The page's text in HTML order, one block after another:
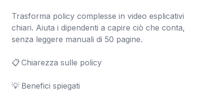
Trasforma policy complesse in video esplicativi
chiari. Aiuta i dipendenti a capire ciò che conta,
senza leggere manuali di 50 pagine.
📋	Chiarezza sulle policy
💡	Benefici spiegati